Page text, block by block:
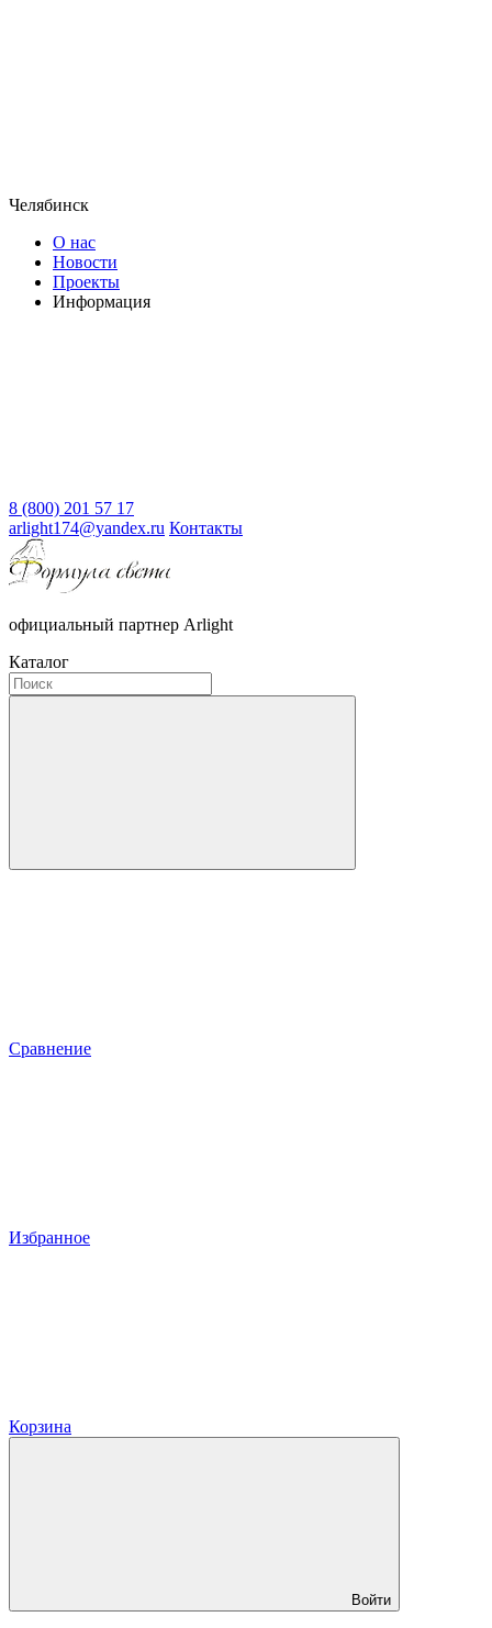
Челябинск
О нас
Новости
Проекты
Информация
8 (800) 201 57 17
arlight174@yandex.ru Контакты
официальный партнер Arlight
Каталог
Сравнение
Избранное
Корзина
Войти